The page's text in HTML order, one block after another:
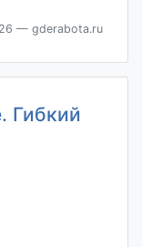
— gderabota.ru
Гибкий